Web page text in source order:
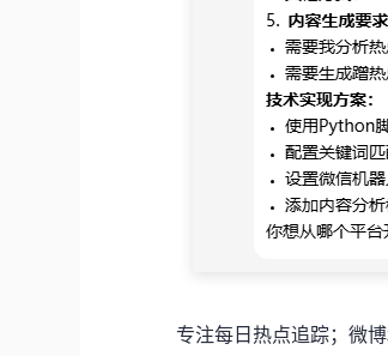
专注每日热点追踪；微